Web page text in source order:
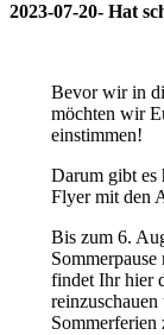
2023-07-20- Hat
Bevor wir in
möchten wir
einstimmen!
Darum gibt es
Flyer mit den
Bis zum 6.
findet Ihr hier
Sommerferien